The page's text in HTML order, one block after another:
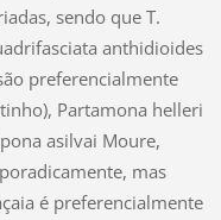
sendo que T.
anthidioides
preferencialmente
Partamona helleri
asilvai Moure,
mas
é preferencialmente